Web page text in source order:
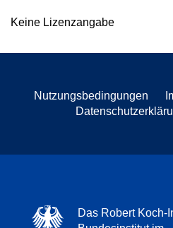
Keine Lizenzangabe
Nutzungsbedingungen
Das Robert Koch-